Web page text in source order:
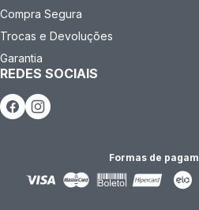
Compra Segura
Trocas e Devoluções
Garantia
REDES SOCIAIS
Formas de